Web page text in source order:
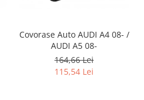
Covorase Auto AUDI A4 08- /
AUDI A5 08-
164,66 Lei
115,54 Lei